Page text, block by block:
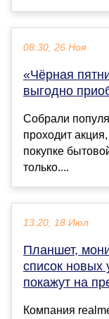
08:30, 26 Ноя
«Чёрная
выгодно
Собрали
проходит
покупке
только....
13:20, 18 Июл
Планшет,
список новых
покажут на
Компания